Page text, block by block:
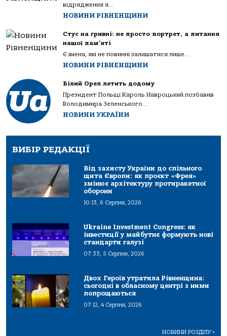
відрядження я...
НОВИНИ РІВНЕНЩИНИ
Стус на гривні: не просто портрет, а питання
нашої пам’яті
Є імена, які не повинні залишатися лише...
НОВИНИ РІВНЕНЩИНИ
Білий Орел летить додому
Президент Польщі Кароль Навроцький позбавив
Володимира Зеленського...
НОВИНИ УКРАЇНИ
ВИБІР РЕДАКЦІЇ
Від захисту України до спільного
щита Європи: як проєкт «Фрея»
змінює архітектуру протиракетної
оборони
10:13, 6 Серпня, 2026
Ukraine Investment Congress: як
інвестиції у майбутнє формують нові
стандарти галузі
07:33, 5 Серпня, 2026
Двох Героїв утратила Рівненщина:
сьогодні в обласному центрі з ними
попрощаються
07:12, 4 Серпня, 2026
НОВИНИ РОЗДІЛУ>